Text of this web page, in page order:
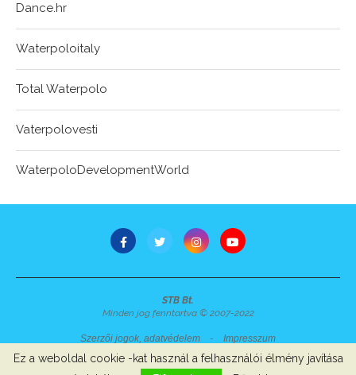
Dance.hr
Waterpoloitaly
Total Waterpolo
Vaterpolovesti
WaterpoloDevelopmentWorld
STB Bt.
Minden jog fenntartva © 2007-2022
Szerzői jogok, adatvédelem - Impresszum
Ez a weboldal cookie -kat használ a felhasználói élmény javítása